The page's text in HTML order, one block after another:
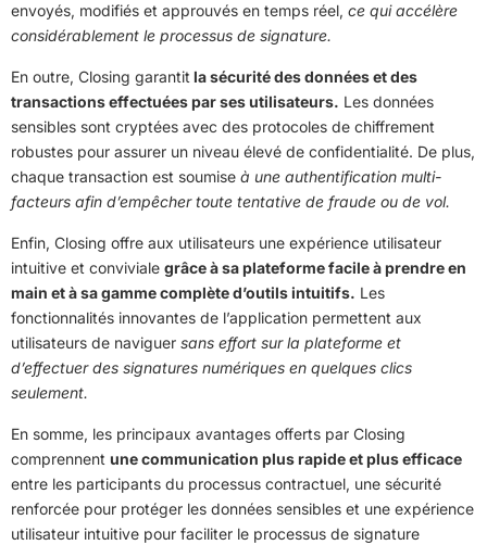
envoyés, modifiés et approuvés en temps réel, ce qui accélère
considérablement le processus de signature.
En outre, Closing garantit la sécurité des données et des
transactions effectuées par ses utilisateurs. Les données
sensibles sont cryptées avec des protocoles de chiffrement
robustes pour assurer un niveau élevé de confidentialité. De plus,
chaque transaction est soumise à une authentification multi-
facteurs afin d’empêcher toute tentative de fraude ou de vol.
Enfin, Closing offre aux utilisateurs une expérience utilisateur
intuitive et conviviale grâce à sa plateforme facile à prendre en
main et à sa gamme complète d’outils intuitifs. Les
fonctionnalités innovantes de l’application permettent aux
utilisateurs de naviguer sans effort sur la plateforme et
d’effectuer des signatures numériques en quelques clics
seulement.
En somme, les principaux avantages offerts par Closing
comprennent une communication plus rapide et plus efficace
entre les participants du processus contractuel, une sécurité
renforcée pour protéger les données sensibles et une expérience
utilisateur intuitive pour faciliter le processus de signature